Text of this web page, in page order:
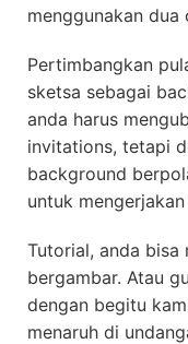
menggunakan dua
Pertimbangkan
sketsa sebagai
anda harus
invitations, tetapi
background
untuk
Tutorial, anda bisa
bergambar. Atau
dengan begitu
menaruh di